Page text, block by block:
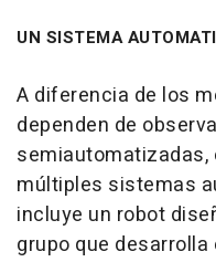
UN SISTEMA
A diferencia de los
dependen de
múltiples sistemas
incluye un robot
grupo que desarrolla